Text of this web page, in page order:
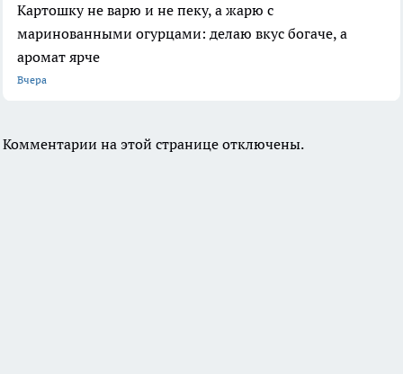
Картошку не варю и не пеку, а жарю с
маринованными огурцами: делаю вкус богаче, а
аромат ярче
Вчера
Комментарии на этой странице отключены.